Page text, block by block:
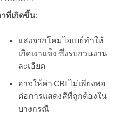
ที่เกิดขึ้น:
แสงจากโคมไฮเบย์ทำให้
เกิดเงาแข็ง ซึ่งรบกวนงาน
ละเอียด
อาจให้ค่า CRI ไม่เพียงพอ
ต่อการแสดงสีที่ถูกต้องใน
บางกรณี